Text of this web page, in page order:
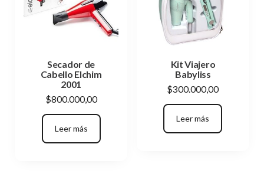
Secador de
Cabello Elchim
2001
$800.000,00
Leer más
Kit Viajero
Babyliss
$300.000,00
Leer más